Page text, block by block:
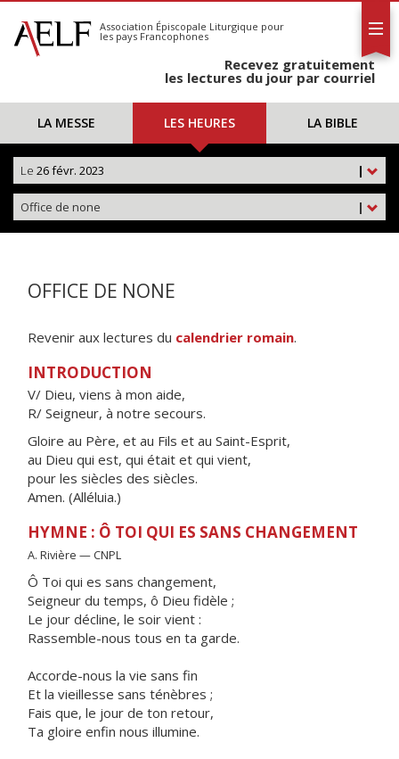
S'abonner
Calendrier
Association Épiscopale Liturgique pour
les pays Francophones
Recevez gratuitement
les lectures du jour par courriel
LA MESSE LES HEURES LA BIBLE
|
Le 26 févr. 2023
|
Office de none
OFFICE DE NONE
Revenir aux lectures du calendrier romain.
INTRODUCTION
V/ Dieu, viens à mon aide,
R/ Seigneur, à notre secours.
Gloire au Père, et au Fils et au Saint-Esprit,
au Dieu qui est, qui était et qui vient,
pour les siècles des siècles.
Amen. (Alléluia.)
HYMNE : Ô TOI QUI ES SANS CHANGEMENT
A. Rivière — CNPL
Ô Toi qui es sans changement,
Seigneur du temps, ô Dieu fidèle ;
Le jour décline, le soir vient :
Rassemble-nous tous en ta garde.
Accorde-nous la vie sans fin
Et la vieillesse sans ténèbres ;
Fais que, le jour de ton retour,
Ta gloire enfin nous illumine.